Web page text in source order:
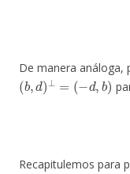
De manera análoga,
(b, d)⊥=(−d,b)
Recapitulemos para